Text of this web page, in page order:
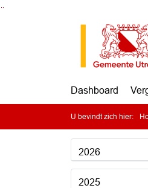
Dashboard
U bevindt zich hier:
2026
2025